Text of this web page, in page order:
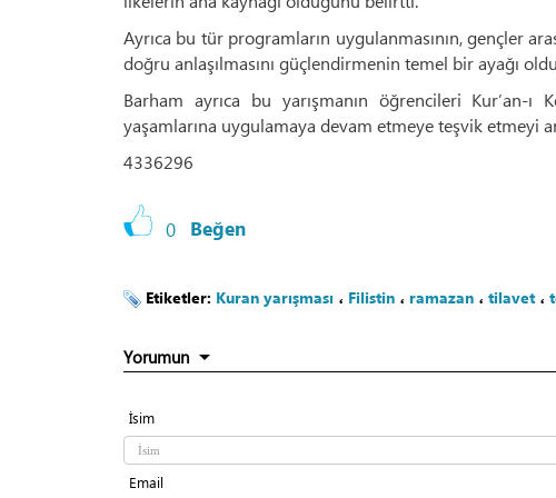
Ayrıca bu tür programların uygulanmasının, gençler
doğru anlaşılmasını güçlendirmenin temel bir ayağı
Barham ayrıca bu yarışmanın öğrencileri Kur’an-
yaşamlarına uygulamaya devam etmeye teşvik etmeyi
4336296
0 Beğen
Etiketler: Kuran yarışması ، Filistin ، ramazan ، tilavet،
Yorumun
İsim
Email